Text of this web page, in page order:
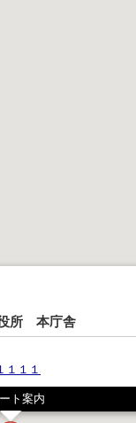
所 本庁舎
１１１
ト案内